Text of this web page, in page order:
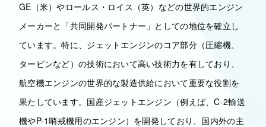
GE（米）やロールス・ロイス（英）などの世界的エンジン
メーカーと「共同開発パートナー」としての地位を確立し
ています。特に、ジェットエンジンのコア部分（圧縮機、
タービンなど）の技術において高い技術力を有しており、
航空機エンジンの世界的な製造供給において重要な役割を
果たしています。国産ジェットエンジン（例えば、C-2輸送
機やP-1哨戒機用のエンジン）を開発しており、国内外の主